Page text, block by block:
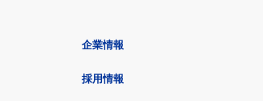
企業情報
採用情報